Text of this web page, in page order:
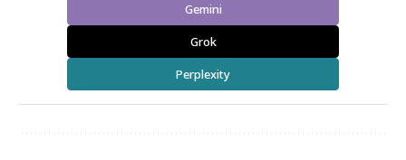
Gemini
Grok
Perplexity